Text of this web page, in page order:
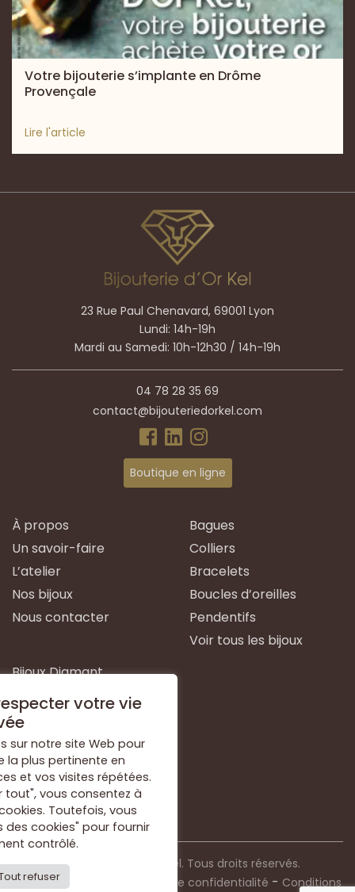
Votre bijouterie s’implante en Drôme
Provençale
Lire l'article
23 Rue Paul Chenavard, 69001 Lyon
Lundi: 14h-19h
Mardi au Samedi: 10h-12h30 / 14h-19h
04 78 28 35 69
contact@bijouteriedorkel.com
Boutique en ligne
À propos
Un savoir-faire
L’atelier
Nos bijoux
Nous contacter
Bagues
Colliers
Bracelets
Boucles d’oreilles
Pendentifs
Voir tous les bijoux
Bijoux Diamant
Bijoux Emeraude
Bijoux Or Blanc
Bijoux Or Jaune
Bijoux Argent
Voir tous les types de
bijoux
© 2021 Bijouterie Dorkel. Tous droits réservés.
Mentions légales
Politique de confidentialité - Conditions
votre vie
sur notre site Web pour
la plus pertinente en
et vos visites répétées.
tout", vous consentez à
Toutefois, vous
des cookies" pour fournir
contrôlé.
refuser